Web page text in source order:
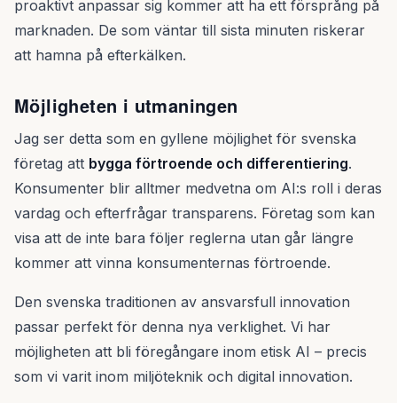
proaktivt anpassar sig kommer att ha ett försprång på
marknaden. De som väntar till sista minuten riskerar
att hamna på efterkälken.
Möjligheten i utmaningen
Jag ser detta som en gyllene möjlighet för svenska
företag att bygga förtroende och differentiering.
Konsumenter blir alltmer medvetna om AI:s roll i deras
vardag och efterfrågar transparens. Företag som kan
visa att de inte bara följer reglerna utan går längre
kommer att vinna konsumenternas förtroende.
Den svenska traditionen av ansvarsfull innovation
passar perfekt för denna nya verklighet. Vi har
möjligheten att bli föregångare inom etisk AI – precis
som vi varit inom miljöteknik och digital innovation.